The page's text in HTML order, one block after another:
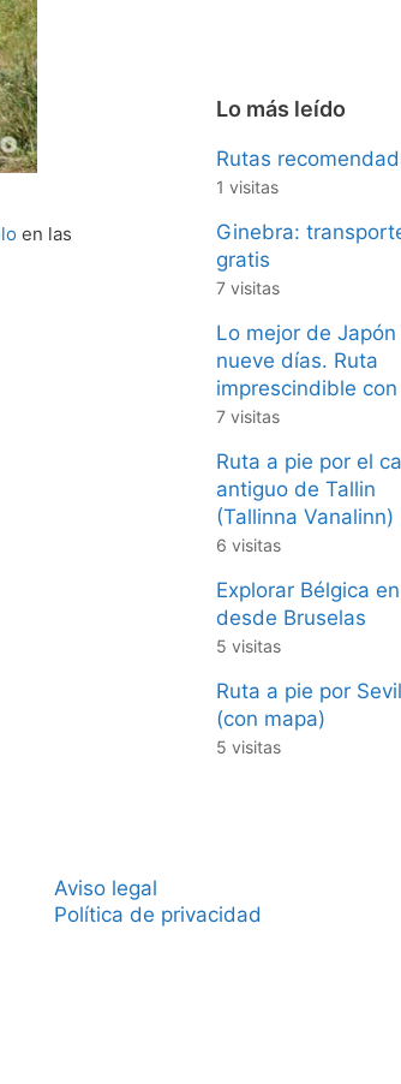
en las
Lo más leído
Rutas
1 visitas
Ginebra:
gratis
7 visitas
Lo mejor de Japón
nueve días. Ruta
imprescindible
7 visitas
Ruta a pie por el
antiguo de Tallin
(Tallinna Vanalinn)
6 visitas
Explorar Bélgica
desde Bruselas
5 visitas
Ruta a pie por
(con mapa)
5 visitas
Aviso legal
Política de privacidad